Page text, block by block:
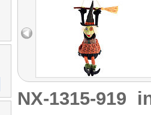
NX-1315-919